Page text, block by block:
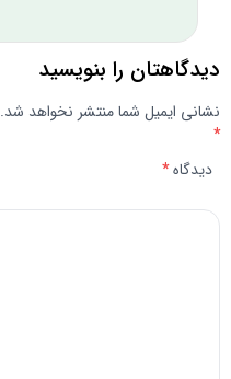
دیدگاهتان را بنویسید
نشانی ایمیل شما منتشر نخواهد شد.
*
دیدگاه*